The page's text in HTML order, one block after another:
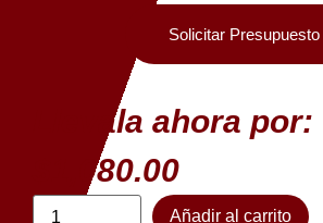
Solicitar Presupuesto
Llevala ahora por:
1,080.00
Añadir al carrito